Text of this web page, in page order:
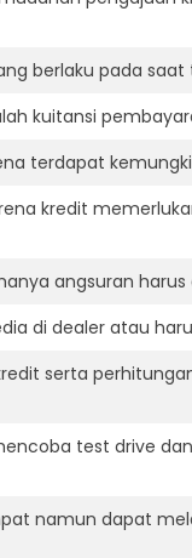
berlaku pada saat
kuitansi
terdapat
kredit
angsuran harus
di dealer atau
serta
test drive
namun dapat